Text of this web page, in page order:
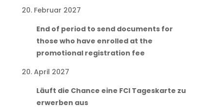
20. Februar 2027
End of period to send documents for
those who have enrolled at the
promotional registration fee
20. April 2027
Läuft die Chance eine FCI Tageskarte zu
erwerben aus